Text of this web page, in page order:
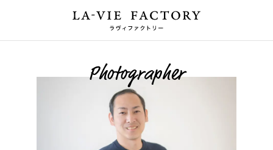
Photographer